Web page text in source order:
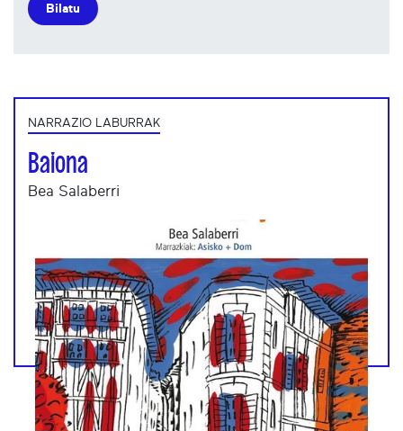
Bilatu
NARRAZIO LABURRAK
Baiona
Bea Salaberri